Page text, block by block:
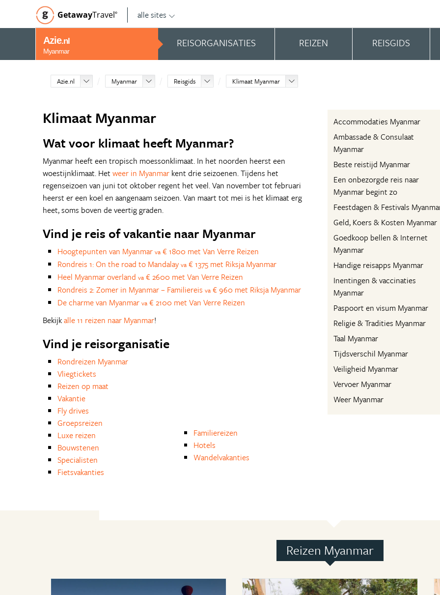
GetawayTravel© alle sites
Azie.nl
Myanmar
REISORGANISATIES REIZEN REISGIDS
Azie.nl Myanmar Reisgids Klimaat Myanmar
Accommodaties Myanmar
Ambassade & Consulaat
Myanmar
Beste reistijd Myanmar
Een onbezorgde reis naar
Myanmar begint zo
Feestdagen & Festivals
Geld, Koers & Kosten Myanmar
Goedkoop bellen & Internet
Myanmar
Handige reisapps Myanmar
Inentingen & vaccinaties
Myanmar
Paspoort en visum Myanmar
Religie & Tradities Myanmar
Taal Myanmar
Tijdsverschil Myanmar
Veiligheid Myanmar
Vervoer Myanmar
Weer Myanmar
Klimaat Myanmar
Wat voor klimaat heeft Myanmar?
Myanmar heeft een tropisch moessonklimaat. In het noorden heerst een
woestijnklimaat. Het weer in Myanmar kent drie seizoenen. Tijdens het
regenseizoen van juni tot oktober regent het veel. Van november tot februari
heerst er een koel en aangenaam seizoen. Van maart tot mei is het klimaat erg
heet, soms boven de veertig graden.
Vind je reis of vakantie naar Myanmar
Hoogtepunten van Myanmar va € 1800 met Van Verre Reizen
Rondreis 1: On the road to Mandalay va € 1375 met Riksja Myanmar
Heel Myanmar overland va € 2600 met Van Verre Reizen
Rondreis 2: Zomer in Myanmar – Familiereis va € 960 met Riksja Myanmar
De charme van Myanmar va € 2100 met Van Verre Reizen
Bekijkalle 11 reizen naar Myanmar!
Vind je reisorganisatie
Rondreizen Myanmar
Vliegtickets
Reizen op maat
Vakantie
Fly drives
Groepsreizen
Luxe reizen
Bouwstenen
Specialisten
Fietsvakanties
Familiereizen
Hotels
Wandelvakanties
Reizen Myanmar